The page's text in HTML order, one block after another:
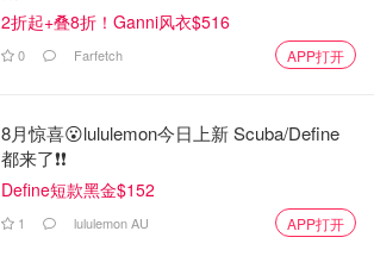
2折起+叠8折！Ganni风衣$516
0 Farfetch APP打开
8月惊喜😮lululemon今日上新 Scuba/Define
都来了❗️❗️
Define短款黑金$152
1 lululemon AU APP打开